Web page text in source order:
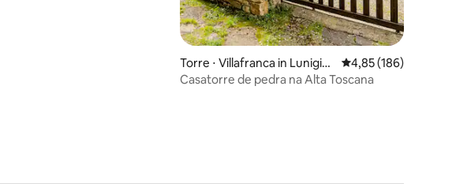
Torre ⋅ Villafranca in Lunigian
a
4,85 de uma avaliação
4,85 (186)
Casatorre de pedra na Alta Toscana